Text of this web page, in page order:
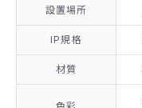
設置場所
IP規格
材質